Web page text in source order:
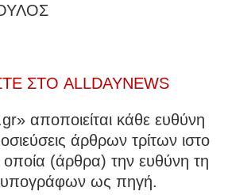
ΣΤΟ ALLDAYNEWS
αποποιείται κάθε ευθύνη
άρθρων τρίτων ιστο
οποία (άρθρα) την ευθύνη τη
υπογράφων ως πηγή.